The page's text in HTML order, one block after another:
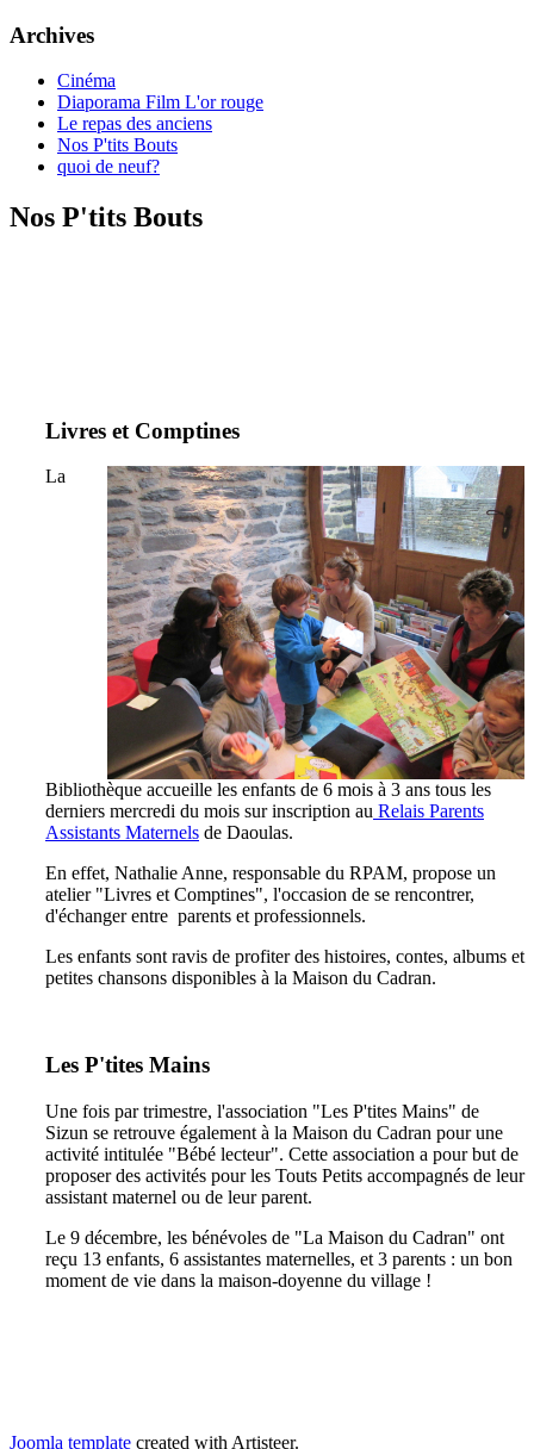
Archives
Cinéma
Diaporama Film L'or rouge
Le repas des anciens
Nos P'tits Bouts
quoi de neuf?
Nos P'tits Bouts
Livres et Comptines
La
Bibliothèque accueille les enfants de 6 mois à 3 ans tous les
derniers mercredi du mois sur inscription au Relais Parents
Assistants Maternels de Daoulas.
En effet, Nathalie Anne, responsable du RPAM, propose un
atelier "Livres et Comptines", l'occasion de se rencontrer,
d'échanger entre parents et professionnels.
Les enfants sont ravis de profiter des histoires, contes, albums et
petites chansons disponibles à la Maison du Cadran.
Les P'tites Mains
Une fois par trimestre, l'association "Les P'tites Mains" de
Sizun se retrouve également à la Maison du Cadran pour une
activité intitulée "Bébé lecteur". Cette association a pour but de
proposer des activités pour les Touts Petits accompagnés de leur
assistant maternel ou de leur parent.
Le 9 décembre, les bénévoles de "La Maison du Cadran" ont
reçu 13 enfants, 6 assistantes maternelles, et 3 parents : un bon
moment de vie dans la maison-doyenne du village !
Joomla template created with Artisteer.